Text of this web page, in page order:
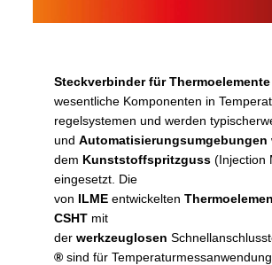
Steckverbinder für Thermoelemente
wesentliche Komponenten in
regelsystemen und werden
undAutomatisierungsumgebungen
dem Kunststoffspritzguss (Injection
eingesetzt. Die
von ILME entwickelten
CSHT mit
derwerkzeuglosen
® sind für